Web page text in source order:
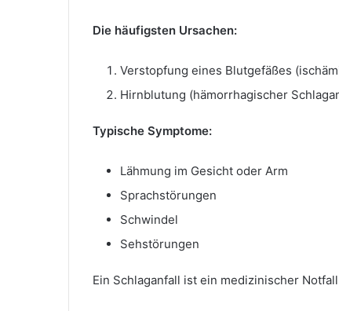
Die häufigsten Ursachen:
Verstopfung eines Blutgefäßes
Hirnblutung (hämorrhagischer
Typische Symptome:
Lähmung im Gesicht oder Arm
Sprachstörungen
Schwindel
Sehstörungen
Ein Schlaganfall ist ein medizinischer